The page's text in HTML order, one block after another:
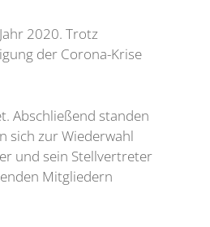
2020. Trotz
der Corona-Krise
Abschließend standen
sich zur Wiederwahl
und sein Stellvertreter
Mitgliedern